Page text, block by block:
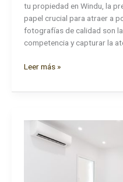
tu propiedad en Windu, la
papel crucial para atraer a
fotografías de calidad son
competencia y capturar la
Fotógrafo
interiores
Windu.
Leer más »